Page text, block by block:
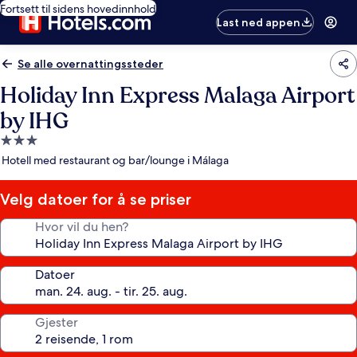
Fortsett til sidens hovedinnhold
Last ned appen
Se alle overnattingssteder
Holiday Inn Express Malaga Airport
by IHG
Overnattingssted
med
stjerner
Hotell med restaurant og bar/lounge i Málaga
Velg datoer for å se priser
Hvor vil du hen?
Datoer
Gjester